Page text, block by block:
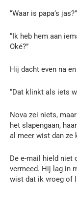
“Waar is papa’s
“Ik heb hem aan
Oké?”
Hij dacht even na
“Dat klinkt als iets
Nova zei niets,
het slapengaan,
al meer wist dan ze
De e-mail hield niet
vermeed. Hij lag in
wist dat ik vroeg of